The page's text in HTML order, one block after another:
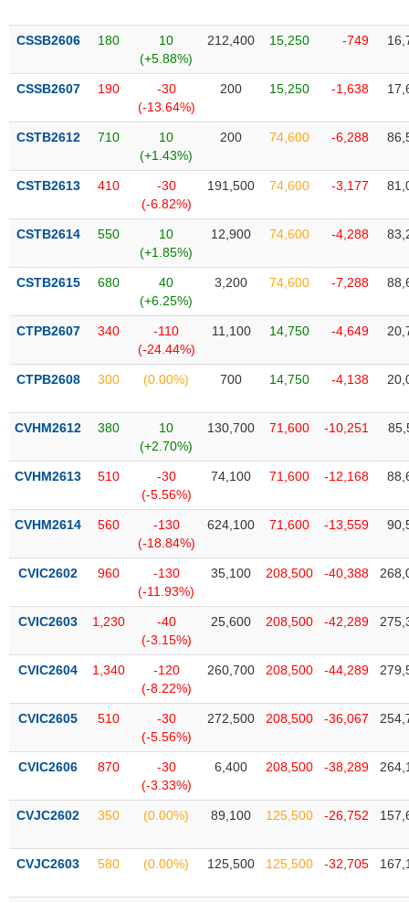
CSSB2606 180
10
(+5.88%)
212,400 15,250 -749
CSSB2607 190
-30
(-13.64%)
200 15,250 -1,638
CSTB2612 710
10
(+1.43%)
200 74,600 -6,288
CSTB2613 410
-30
(-6.82%)
191,500 74,600 -3,177
CSTB2614 550
10
(+1.85%)
12,900 74,600 -4,288
CSTB2615 680
40
(+6.25%)
3,200 74,600 -7,288
CTPB2607 340
-110
(-24.44%)
11,100 14,750 -4,649
CTPB2608 300 (0.00%) 700 14,750 -4,138
CVHM2612 380
10
(+2.70%)
130,700 71,600 -10,251
CVHM2613 510
-30
(-5.56%)
74,100 71,600 -12,168
CVHM2614 560
-130
(-18.84%)
624,100 71,600 -13,559
CVIC2602 960
-130
(-11.93%)
35,100 208,500 -40,388
CVIC2603 1,230
-40
(-3.15%)
25,600 208,500 -42,289
CVIC2604 1,340
-120
(-8.22%)
260,700 208,500 -44,289
CVIC2605 510
-30
(-5.56%)
272,500 208,500 -36,067
CVIC2606 870
-30
(-3.33%)
6,400 208,500 -38,289
CVJC2602 350 (0.00%) 89,100 125,500 -26,752
CVJC2603 580 (0.00%) 125,500 125,500 -32,705
(-)
Cổ phiếu Chỉ số
đạo
(-)
Tất cả Người nội bộ Người liên quan Cổ đông lớn
Tin
tức
của
giả
(-)
phân
tích
Thuật
ngữ
vụ
(-)
tạo